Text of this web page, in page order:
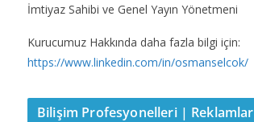
İmtiyaz Sahibi ve Genel Yayın Yönetmeni
Kurucumuz Hakkında daha fazla bilgi için:
https://www.linkedin.com/in/osmanselcok/
Bilişim Profesyonelleri | Reklamlar